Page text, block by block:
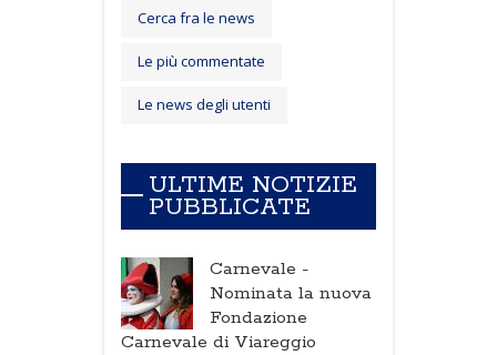
Cerca fra le news
Le più commentate
Le news degli utenti
ULTIME NOTIZIE
PUBBLICATE
Carnevale -
Nominata la nuova
Fondazione
Carnevale di Viareggio